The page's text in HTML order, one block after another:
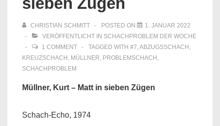
CHRISTIAN SCHMITT POSTED ON
1. JANUAR 2022
VERÖFFENTLICHT IN SCHACHPROBLEM DER WOCHE
1 COMMENT
TAGGED WITH #7,ABZUGSSCHACH ,
KREUZSCHACH , MÜLLNER, PROBLEMSCHACH ,
SCHACHPROBLEM
Müllner, Kurt – Matt in sieben Zügen
Schach-Echo, 1974